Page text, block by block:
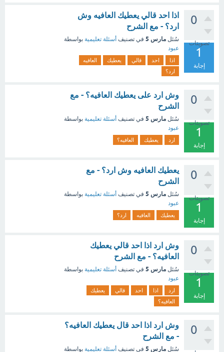
0
تصويتات
1
إجابة
اذا احد قالي يعطيك العافيه وش
ارد؟ - مع الشرح
سُئل مارس 5 في تصنيف أسئلة تعليمية بواسطة
عبود
اذا احد قالي يعطيك
العافيه
ارد؟
0
تصويتات
1
إجابة
وش ارد على يعطيك العافيه؟ - مع
الشرح
سُئل مارس 5 في تصنيف أسئلة تعليمية بواسطة
عبود
ارد يعطيك العافيه؟
0
تصويتات
1
إجابة
يعطيك العافيه وش ارد؟ - مع
الشرح
سُئل مارس 5 في تصنيف أسئلة تعليمية بواسطة
عبود
يعطيك العافيه ارد؟
0
تصويتات
1
إجابة
وش ارد اذا احد قالي يعطيك
العافيه؟ - مع الشرح
سُئل مارس 5 في تصنيف أسئلة تعليمية بواسطة
عبود
ارد اذا احد قالي
يعطيك
العافيه؟
0
وش ارد اذا احد قال يعطيك العافيه؟
- مع الشرح
سُئل مارس 5 في تصنيف أسئلة تعليمية بواسطة